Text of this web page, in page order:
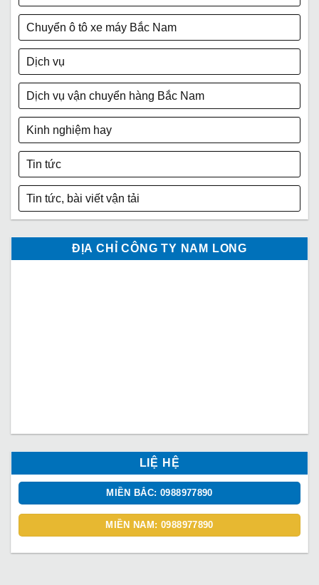
Chuyển ô tô xe máy Bắc Nam
Dịch vụ
Dịch vụ vận chuyển hàng Bắc Nam
Kinh nghiệm hay
Tin tức
Tin tức, bài viết vận tải
ĐỊA CHỈ CÔNG TY NAM LONG
LIỆ HỆ
MIỀN BẮC: 0988977890
MIỀN NAM: 0988977890